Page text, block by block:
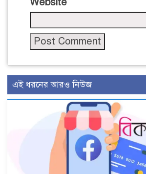
এই ধরনের আরও নিউজ